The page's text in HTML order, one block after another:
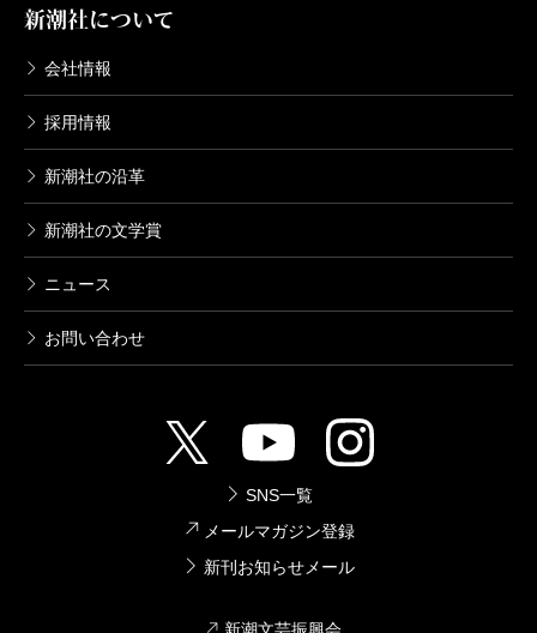
は私だけではない」と、自分自身を奮い立たせる原動
力になっています。
「人間って、一人じゃ生きられません。自分が意識し
ないところでも、きっといっぱい色んな人のお世話に
なっているのでしょうね」という娘の言葉通り、多く
の温かい人達に囲まれて生かされています。遺言とし
胸に、虹となった娘を探しながら、空を見上げて歩い
利恵ちゃん！ 私の娘でいてくれて有難う！
波 2020年3月号より
新潮社について
会社情報
採用情報
新潮社の沿革
新潮社の文学賞
ニュース
お問い合わせ
SNS一覧
メールマガジン登録
新刊お知らせメール